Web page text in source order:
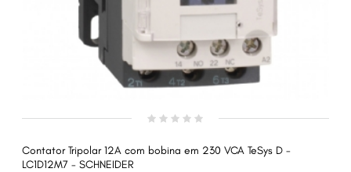
Contator Tripolar 12A com bobina em 230 VCA TeSys D -
LC1D12M7 - SCHNEIDER